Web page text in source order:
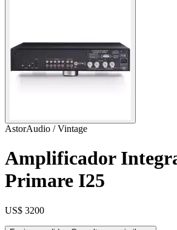
AstorAudio / Vintage
Amplificador
Primare I25
US$ 3200